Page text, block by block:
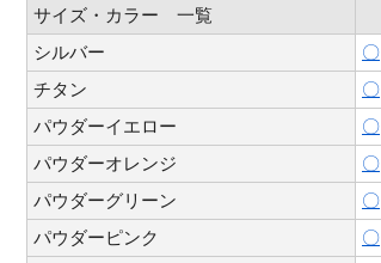
サイズ・カラー 一覧
シルバー
〇
チタン
〇
パウダーイエロー
〇
パウダーオレンジ
〇
パウダーグリーン
〇
パウダーピンク
〇